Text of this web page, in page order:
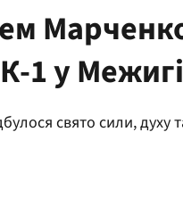
Говорять
1 у
свято сили, духу